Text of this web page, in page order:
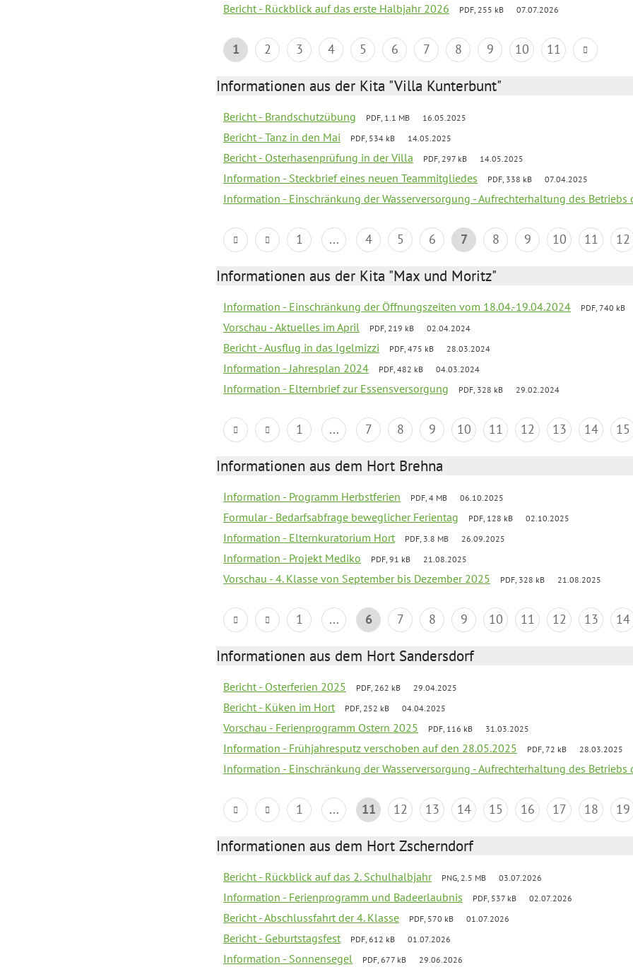
Bericht - Rückblick auf das erste Halbjahr 2026 PDF, 255 kB 07.07.2026
1 2 3 4 5 6 7 8 9 10 11
Informationen aus der Kita "Villa Kunterbunt"
Bericht - Brandschutzübung PDF, 1.1 MB 16.05.2025
Bericht - Tanz in den Mai PDF, 534 kB 14.05.2025
Bericht - Osterhasenprüfung in der Villa PDF, 297 kB 14.05.2025
Information - Steckbrief eines neuen Teammitgliedes PDF, 338 kB 07.04.2025
Information - Einschränkung der Wasserversorgung - Aufrechterhaltung des Betriebs
1 ... 4 5 6 7 8 9 10 11 12
Informationen aus der Kita "Max und Moritz"
Information - Einschränkung der Öffnungszeiten vom 18.04.-19.04.2024 PDF, 740 kB
Vorschau - Aktuelles im April PDF, 219 kB 02.04.2024
Bericht - Ausflug in das Igelmizzi PDF, 475 kB 28.03.2024
Information - Jahresplan 2024 PDF, 482 kB 04.03.2024
Information - Elternbrief zur Essensversorgung PDF, 328 kB 29.02.2024
1 ... 7 8 9 10 11 12 13 14 15
Informationen aus dem Hort Brehna
Information - Programm Herbstferien PDF, 4 MB 06.10.2025
Formular - Bedarfsabfrage beweglicher Ferientag PDF, 128 kB 02.10.2025
Information - Elternkuratorium Hort PDF, 3.8 MB 26.09.2025
Information - Projekt Mediko PDF, 91 kB 21.08.2025
Vorschau - 4. Klasse von September bis Dezember 2025 PDF, 328 kB 21.08.2025
1 ... 6 7 8 9 10 11 12 13 14
Informationen aus dem Hort Sandersdorf
Bericht - Osterferien 2025 PDF, 262 kB 29.04.2025
Bericht - Küken im Hort PDF, 252 kB 04.04.2025
Vorschau - Ferienprogramm Ostern 2025 PDF, 116 kB 31.03.2025
Information - Frühjahresputz verschoben auf den 28.05.2025 PDF, 72 kB 28.03.2025
Information - Einschränkung der Wasserversorgung - Aufrechterhaltung des Betriebs
1 ... 11 12 13 14 15 16 17 18 19
Informationen aus dem Hort Zscherndorf
Bericht - Rückblick auf das 2. Schulhalbjahr PNG, 2.5 MB 03.07.2026
Information - Ferienprogramm und Badeerlaubnis PDF, 537 kB 02.07.2026
Bericht - Abschlussfahrt der 4. Klasse PDF, 570 kB 01.07.2026
Bericht - Geburtstagsfest PDF, 612 kB 01.07.2026
Information - Sonnensegel PDF, 677 kB 29.06.2026